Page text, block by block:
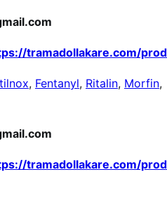
tramadollakare.com/
, Fentanyl, Ritalin, Morfin,
tramadollakare.com/